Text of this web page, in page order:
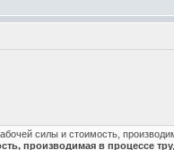
силы и стоимость,
производимая в процессе